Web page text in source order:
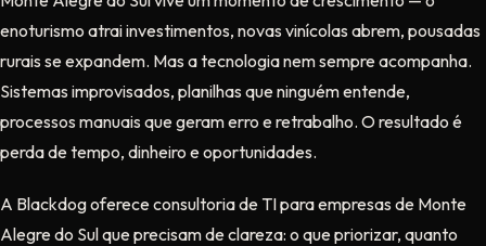
enoturismo atrai investimentos, novas vinícolas abrem, pousadas
rurais se expandem. Mas a tecnologia nem sempre acompanha.
Sistemas improvisados, planilhas que ninguém entende,
processos manuais que geram erro e retrabalho. O resultado é
perda de tempo, dinheiro e oportunidades.
A Blackdog oferece consultoria de TI para empresas de Monte
Alegre do Sul que precisam de clareza: o que priorizar, quanto